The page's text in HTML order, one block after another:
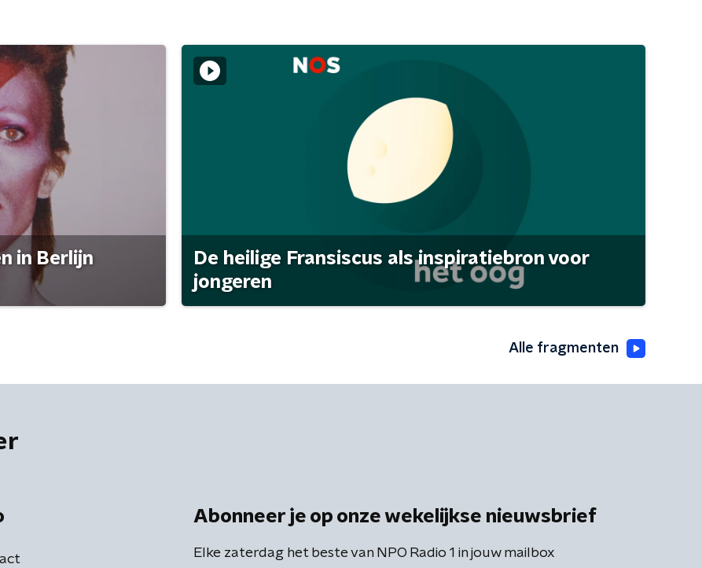
in Berlijn
De heilige Fransiscus als inspiratiebron voor
jongeren
Alle fragmenten
Abonneer je op onze wekelijkse nieuwsbrief
Elke zaterdag het beste van NPO Radio 1 in jouw mailbox